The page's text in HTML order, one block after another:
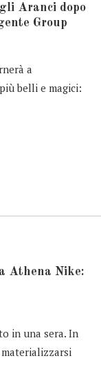
Aranci dopo
Group
a
belli e magici:
Athena Nike:
in una sera. In